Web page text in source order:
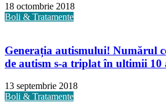
18 octombrie 2018
Boli & Tratamente
Generația autismului! Numărul
de autism s-a triplat în ultimii 10
13 septembrie 2018
Boli & Tratamente